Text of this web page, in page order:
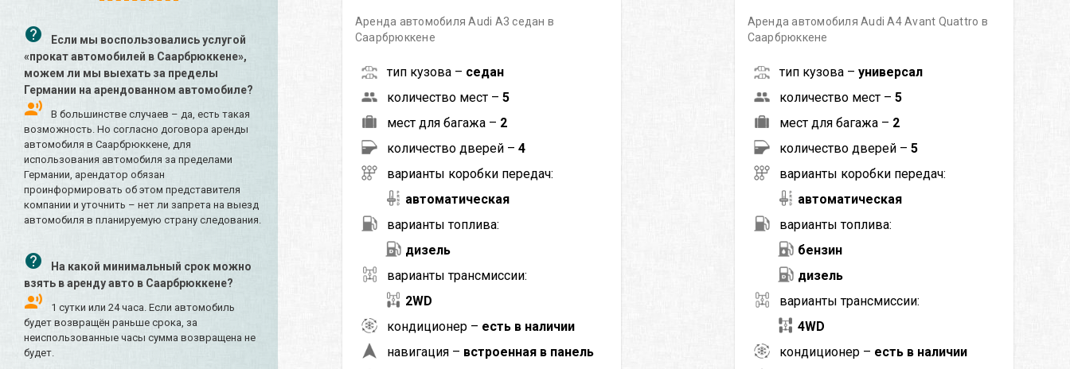
Если мы воспользовались услугой
«прокат автомобилей в Саарбрюккене»,
можем ли мы выехать за пределы
Германии на арендованном автомобиле?
В большинстве случаев – да, есть такая
возможность. Но согласно договора аренды
автомобиля в Саарбрюккене, для
использования автомобиля за пределами
Германии, арендатор обязан
проинформировать об этом представителя
компании и уточнить – нет ли запрета на выезд
автомобиля в планируемую страну следования.
На какой минимальный срок можно
взять в аренду авто в Саарбрюккене?
1 сутки или 24 часа. Если автомобиль
будет возвращён раньше срока, за
неиспользованные часы сумма возвращена не
будет.
Аренда автомобиля Audi A3 седан в
Саарбрюккене
тип кузова – седан
количество мест – 5
мест для багажа – 2
количество дверей – 4
варианты коробки передач:
автоматическая
варианты топлива:
дизель
варианты трансмиссии:
2WD
кондиционер – есть в наличии
навигация – встроенная в панель
Аренда автомобиля Audi A4 Avant Quattro в
Саарбрюккене
тип кузова – универсал
количество мест – 5
мест для багажа – 2
количество дверей – 5
варианты коробки передач:
автоматическая
варианты топлива:
бензин
дизель
варианты трансмиссии:
4WD
кондиционер – есть в наличии